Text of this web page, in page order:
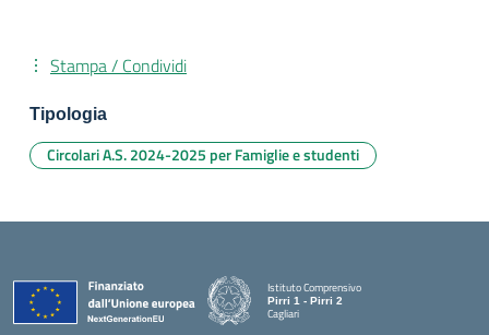
Stampa / Condividi
Tipologia
Circolari A.S. 2024-2025 per Famiglie e studenti
Istituto Comprensivo
Pirri 1 - Pirri 2
Cagliari
— Visita la pagina iniziale della scuola